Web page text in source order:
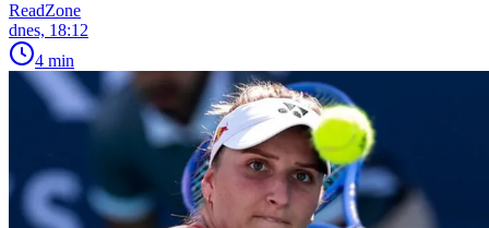
ReadZone
dnes, 18:12
4 min